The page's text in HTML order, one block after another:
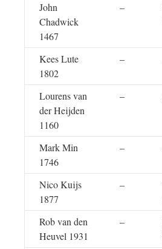
John
Chadwick
1467
–
Kees Lute
1802
–
Lourens van
der Heijden
1160
–
Mark Min
1746
–
Nico Kuijs
1877
–
Rob van den
Heuvel 1931
–